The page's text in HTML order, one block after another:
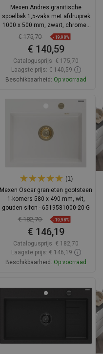
Mexen Andres granitische
spoelbak 1,5-vaks met afdruiprek
1000 x 500 mm, zwart, chromen
sifon - 6515101510-77
€ 175,70 -19,98%
€ 140,59
Catalogusprijs: € 175,70
Laagste prijs: € 140,59
Beschikbaarheid: Op voorraad
Favoriet
(1)
Mexen Oscar granieten gootsteen
1-komers 580 x 490 mm, wit,
gouden sifon - 6519581000-20-G
€ 182,70 -19,98%
€ 146,19
Catalogusprijs: € 182,70
Laagste prijs: € 146,19
Beschikbaarheid: Op voorraad